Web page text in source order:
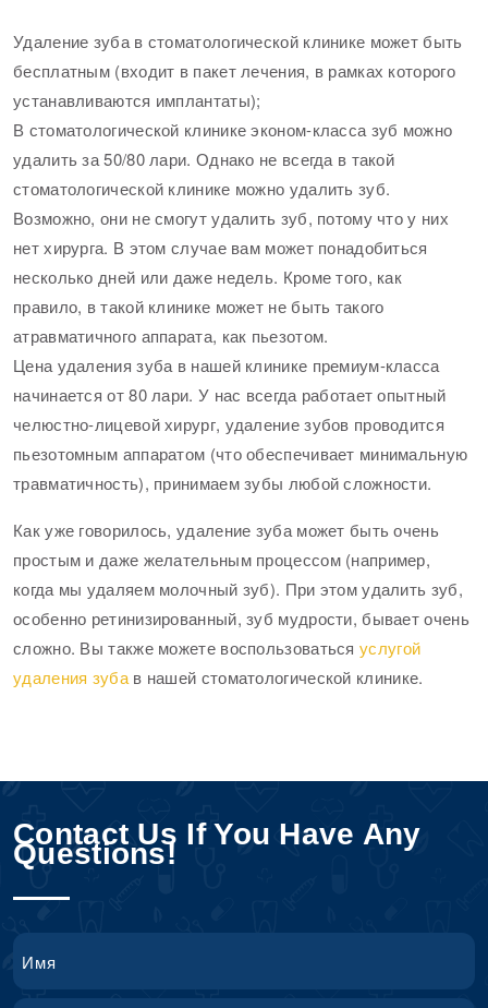
Удаление зуба в стоматологической клинике может быть
бесплатным (входит в пакет лечения, в рамках которого
устанавливаются имплантаты);
В стоматологической клинике эконом-класса зуб можно
удалить за 50/80 лари. Однако не всегда в такой
стоматологической клинике можно удалить зуб.
Возможно, они не смогут удалить зуб, потому что у них
нет хирурга. В этом случае вам может понадобиться
несколько дней или даже недель. Кроме того, как
правило, в такой клинике может не быть такого
атравматичного аппарата, как пьезотом.
Цена удаления зуба в нашей клинике премиум-класса
начинается от 80 лари. У нас всегда работает опытный
челюстно-лицевой хирург, удаление зубов проводится
пьезотомным аппаратом (что обеспечивает минимальную
травматичность), принимаем зубы любой сложности.
Как уже говорилось, удаление зуба может быть очень
простым и даже желательным процессом (например,
когда мы удаляем молочный зуб). При этом удалить зуб,
особенно ретинизированный, зуб мудрости, бывает очень
сложно. Вы также можете воспользоватьсяуслугой
удаления зубав нашей стоматологической клинике.
Contact Us If You Have Any
Questions!